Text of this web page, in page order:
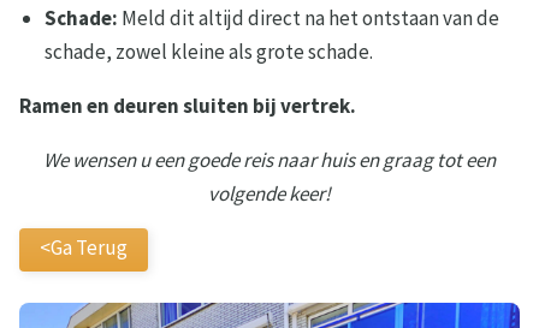
Schade: Meld dit altijd direct na het ontstaan van de
schade, zowel kleine als grote schade.
Ramen en deuren sluiten bij vertrek.
We wensen u een goede reis naar huis en graag tot een
volgende keer!
<Ga Terug